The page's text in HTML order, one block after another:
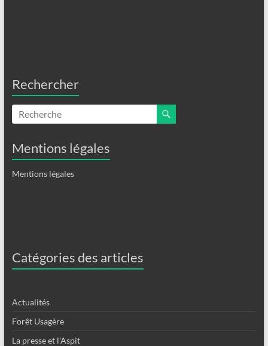
Rechercher
Mentions légales
Mentions légales
Catégories des articles
Actualités
Forêt Usagère
La presse et l'Aspit